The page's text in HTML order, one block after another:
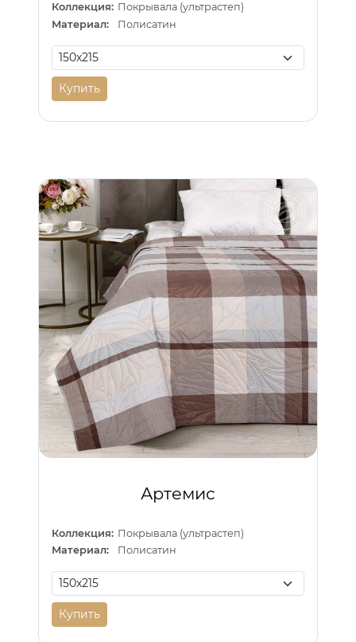
Коллекция: Покрывала (ультрастеп)
Материал:
Полисатин
Купить
Артемис
Коллекция: Покрывала (ультрастеп)
Материал:
Полисатин
Купить